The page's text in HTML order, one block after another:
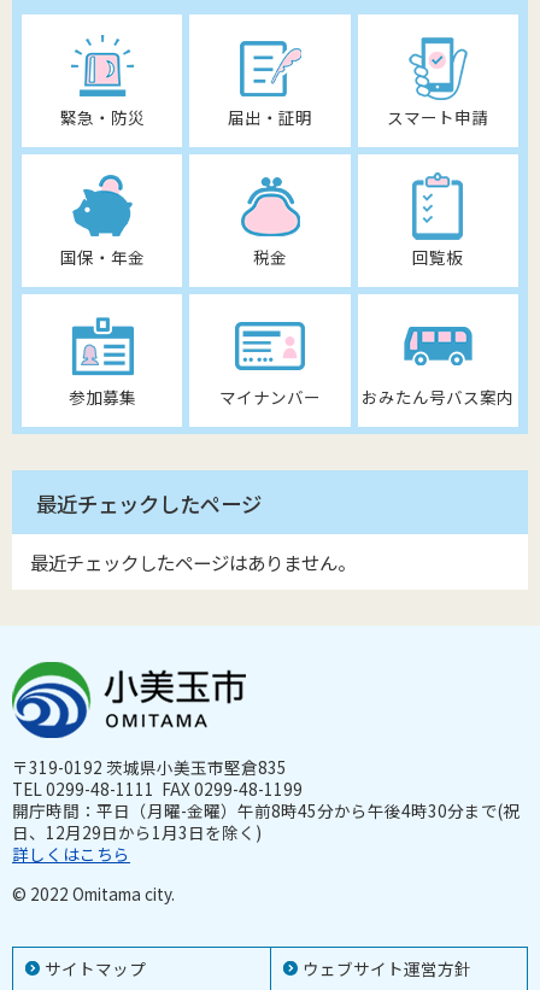
緊急・防災 届出・証明 スマート申請
国保・年金 税金 回覧板
参加募集 マイナンバー おみたん号バス案内
最近チェックしたページ
最近チェックしたページはありません。
サイトマップ ウェブサイト運営方針
〒319-0192 茨城県小美玉市堅倉835
TEL 0299-48-1111 FAX 0299-48-1199
開庁時間：平日（月曜-金曜）午前8時45分から午後4時30分まで(祝
日、12月29日から1月3日を除く)
詳しくはこちら
© 2022 Omitama city.